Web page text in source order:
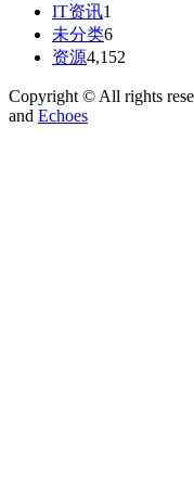
IT资讯1
未分类6
资源4,152
Copyright © All rights
and Echoes